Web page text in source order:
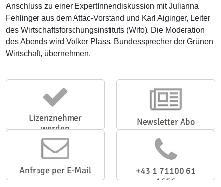
Anschluss zu einer ExpertInnendiskussion mit Julianna
Fehlinger aus dem Attac-Vorstand und Karl Aiginger, Leiter
des Wirtschaftsforschungsinstituts (Wifo). Die Moderation
des Abends wird Volker Plass, Bundessprecher der Grünen
Wirtschaft, übernehmen.
Lizenznehmer
werden
Newsletter Abo
Anfrage per E-Mail
+43 1 71100 61
1656